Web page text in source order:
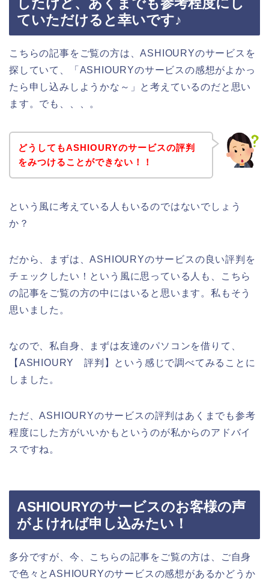
ていただけると幸いです♪
こちらの記事をご覧の方は、ASHIOURYのサービスを
探していて、「ASHIOURYのサービスの感想がよかっ
たら申し込みしようかな～」と考えているのだと思い
ます。でも、、、。
どうしてもASHIOURYのサービスの評判
をみつけることができない！！
という風に考えている人もいるのではないでしょう
か？
だから、まずは、ASHIOURYのサービスの良い評判を
チェックしたい！という風に思っている人も、こちら
の記事をご覧の方の中にはいると思います。私もそう
思いました。
なので、私自身、まずは友達のパソコンを借りて、
【ASHIOURY 評判】という感じで調べてみることに
しました。
ただ、ASHIOURYのサービスの評判はあくまでも参考
程度にした方がいいかもというのが私からのアドバイ
スですね。
ASHIOURYのサービスのお客様の声
がよければ申し込みたい！
多分ですが、今、こちらの記事をご覧の方は、ご自身
で色々とASHIOURYのサービスの感想があるかどうか